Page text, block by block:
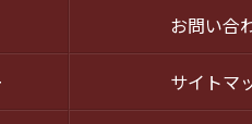
お問い合
サイトマ